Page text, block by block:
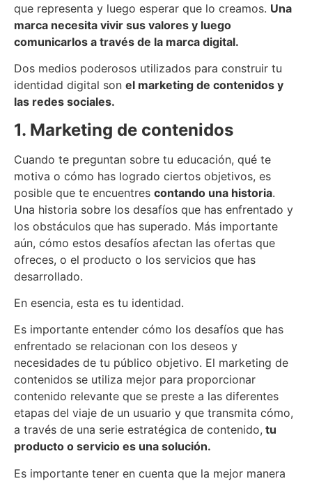
que representa y luego esperar que lo creamos. Una
marca necesita vivir sus valores y luego
comunicarlos a través de la marca digital.
Dos medios poderosos utilizados para construir tu
identidad digital son el marketing de contenidos y
las redes sociales.
1. Marketing de contenidos
Cuando te preguntan sobre tu educación, qué te
motiva o cómo has logrado ciertos objetivos, es
posible que te encuentres contando una historia.
Una historia sobre los desafíos que has enfrentado y
los obstáculos que has superado. Más importante
aún, cómo estos desafíos afectan las ofertas que
ofreces, o el producto o los servicios que has
desarrollado.
En esencia, esta es tu identidad.
Es importante entender cómo los desafíos que has
enfrentado se relacionan con los deseos y
necesidades de tu público objetivo. El marketing de
contenidos se utiliza mejor para proporcionar
contenido relevante que se preste a las diferentes
etapas del viaje de un usuario y que transmita cómo,
a través de una serie estratégica de contenido, tu
producto o servicio es una solución.
Es importante tener en cuenta que la mejor manera